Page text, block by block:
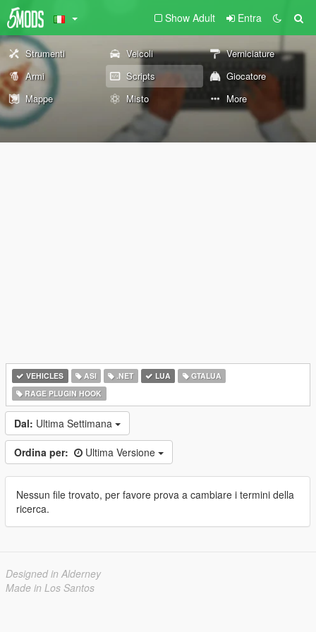
Show Adult Entra
Strumenti Veicoli
Verniciature
Armi
Scripts
Giocatore
Mappe
Misto More
VEHICLES ASI .NET LUA
GTALUA
RAGE PLUGIN HOOK
Dal: Ultima Settimana
Ordina per: Ultima Versione
Nessun file trovato, per favore prova a cambiare i termini della
ricerca.
Designed in Alderney
Made in Los Santos